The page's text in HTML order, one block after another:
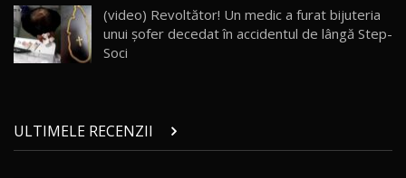
26
AutoBlog.MD
10:57
28
Noul Geely Monjaro 2025! Mai ieftin și mai
dotat / Test Drive AutoBlog.MD
(video) Revoltător! Un medic a furat bijuteria
unui șofer decedat în accidentul de lângă Step-
Soci
ULTIMELE RECENZII